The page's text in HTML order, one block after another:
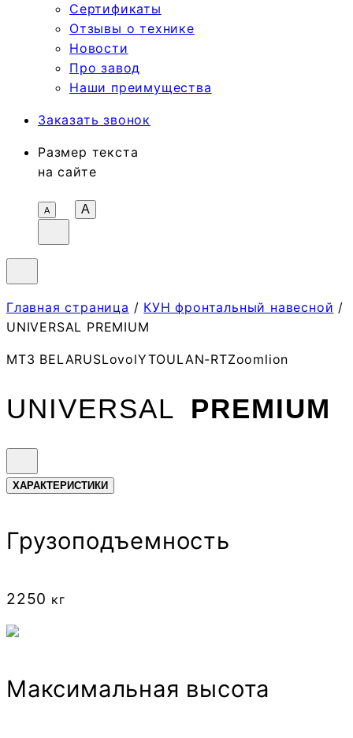
Сертификаты
Отзывы о технике
Новости
Про завод
Наши преимущества
Заказать звонок
Размер текста
на сайте
А A
Главная страница / КУН фронтальный навесной /
UNIVERSAL PREMIUM
МТЗ BELARUSLovolYTOULAN-RTZoomlion
UNIVERSAL PREMIUM
ХАРАКТЕРИ­СТИКИ
Грузоподъемность
2250 кг
Максимальная высота